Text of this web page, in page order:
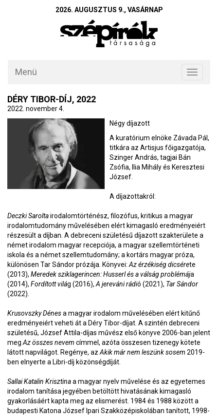
2026. AUGUSZTUS 9., VASÁRNAP
Toggle
Menü
DÉRY TIBOR-DÍJ, 2022
2022. november 4.
Négy díjazott
A kuratórium elnöke Závada Pál,
titkára az Artisjus főigazgatója,
Szinger András, tagjai Bán
Zsófia, Ilia Mihály és Keresztesi
József.
A díjazottakról:
Deczki Saroltairodalomtörténész, filozófus, kritikus a magyar
irodalomtudomány művelésében elért kimagasló eredményeiért
részesült a díjban. A debreceni születésű díjazott szakterülete a
német irodalom magyar recepciója, a magyar szellemtörténeti
iskola és a német szellemtudomány; a kortárs magyar próza,
különösen Tar Sándor prózája. Könyvei:Az érzékiség dicsérete
(2013), Meredek sziklagerincen: Husserl és a válság problémája
(2014), Fordított világ (2016),A jereváni rádió (2021), Tar Sándor
(2022).
Krusovszky Dénesa magyar irodalom művelésében elért kitűnő
eredményeiért veheti át a Déry Tibor-díjat. A szintén debreceni
születésű, József Attila-díjas művész első könyve 2006-ban jelent
megAz összes nevem címmel, azóta összesen tizenegy kötete
látott napvilágot. Regénye, azAkik már nem leszünk sosem 2019-
ben elnyerte a Libri-díj közönségdíját.
Sallai Katalin Krisztinaa magyar nyelv művelése és az egyetemes
irodalom tanítása jegyében betöltött hivatásának kimagasló
gyakorlásáért kapta meg az elismerést. 1984 és 1988 között a
budapesti Katona József Ipari Szakközépiskolában tanított, 1998-